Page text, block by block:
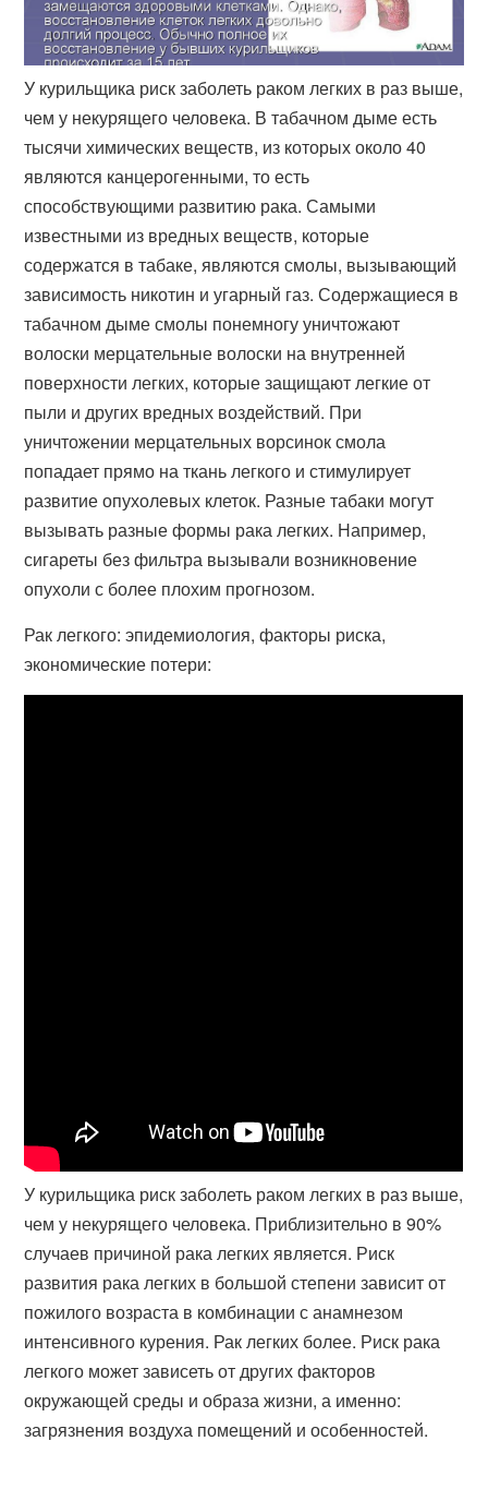
У курильщика риск заболеть раком легких в раз выше,
чем у некурящего человека. В табачном дыме есть
тысячи химических веществ, из которых около 40
являются канцерогенными, то есть
способствующими развитию рака. Самыми
известными из вредных веществ, которые
содержатся в табаке, являются смолы, вызывающий
зависимость никотин и угарный газ. Содержащиеся в
табачном дыме смолы понемногу уничтожают
волоски мерцательные волоски на внутренней
поверхности легких, которые защищают легкие от
пыли и других вредных воздействий. При
уничтожении мерцательных ворсинок смола
попадает прямо на ткань легкого и стимулирует
развитие опухолевых клеток. Разные табаки могут
вызывать разные формы рака легких. Например,
сигареты без фильтра вызывали возникновение
опухоли с более плохим прогнозом.
Рак легкого: эпидемиология, факторы риска,
экономические потери:
У курильщика риск заболеть раком легких в раз выше,
чем у некурящего человека. Приблизительно в 90%
случаев причиной рака легких является. Риск
развития рака легких в большой степени зависит от
пожилого возраста в комбинации с анамнезом
интенсивного курения. Рак легких более. Риск рака
легкого может зависеть от других факторов
окружающей среды и образа жизни, а именно:
загрязнения воздуха помещений и особенностей.